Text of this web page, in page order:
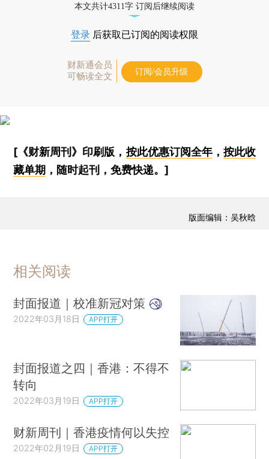
本文共计4311字 订阅后继续阅读
登录 后获取已订阅的阅读权限
财新通会员
可畅读全文
订阅/会员升级
[《财新周刊》印刷版， 按此优惠订阅全年， 按此收
藏单期 ，随时起刊，免费快递。]
版面编辑：吴秋晗
相关阅读
封面报道｜校准新冠对策
2022年03月18日 APP打开
封面报道之四｜香港：不得不
转向
2022年03月19日 APP打开
财新周刊｜香港疫情何以失控
2022年02月19日 APP打开